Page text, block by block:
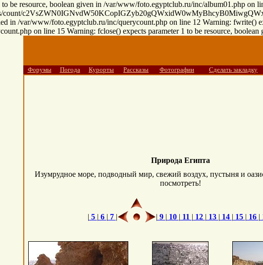
to be resource, boolean given in /var/www/foto.egyptclub.ru/inc/album01.php on
count/
in /var/www/foto.egyptclub.ru/inc/querycount.php on line 12 Warning: fwrite()
on line 15 Warning: fclose() expects parameter 1 to be resource,
Форумы
Погода Курорты Рассказы Фотографии Сделать закладку
Природа Египта
Изумрудное море, подводный мир, свежий воздух, пустыня и
посмотреть!
| 5 | 6 | 7 | | 9 | 10 | 11 | 12 | 13 | 14 | 15 | 16 |